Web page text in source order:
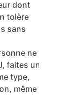
les
pas ?
pour
sécurité.
Albufera
dont